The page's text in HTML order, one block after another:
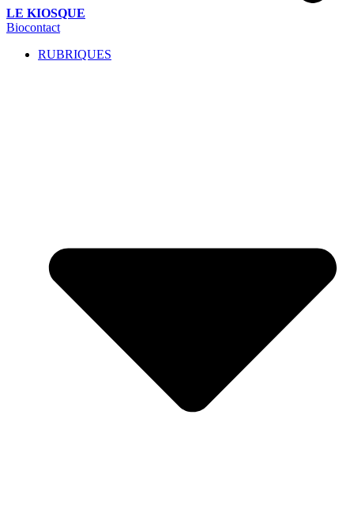
LE KIOSQUE
Biocontact
RUBRIQUES